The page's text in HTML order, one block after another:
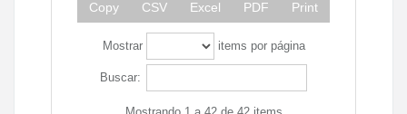
Copy CSV Excel PDF Print
Mostrar items por página
Buscar: